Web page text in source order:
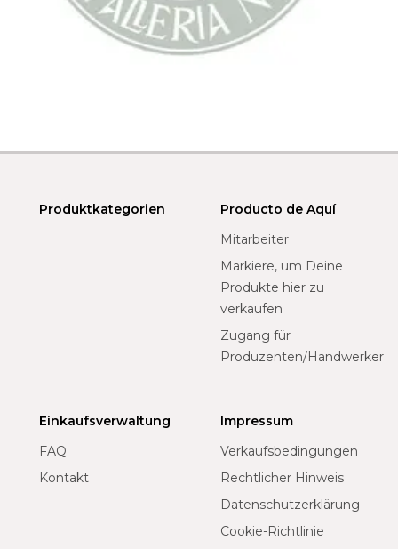
Produktkategorien
Producto de Aquí
Mitarbeiter
Markiere, um Deine
Produkte hier zu
verkaufen
Zugang für
Produzenten/Handwerker
Einkaufsverwaltung
FAQ
Kontakt
Impressum
Verkaufsbedingungen
Rechtlicher Hinweis
Datenschutzerklärung
Cookie-Richtlinie